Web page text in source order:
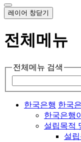
레이어 창닫기
전체메뉴
전체메뉴 검색
한국은행 한국
한국은행
설립목적
설